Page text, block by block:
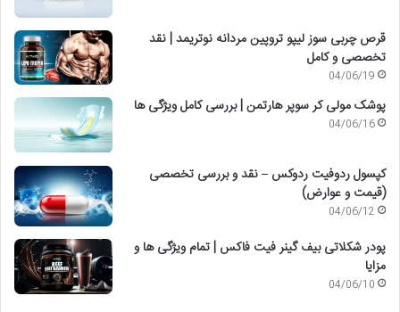
قرص چربی سوز لیپو تروپین مردانه نوتریمد | نقد
تخصصی و کامل
04/06/19
پوشک مولی کر سوپر هارتمن | بررسی کامل ویژگی ها
04/06/16
کپسول ردوفیت ردوکس – نقد و بررسی تخصصی
(قیمت و عوارض)
04/06/12
پودر شکلاتی بیف گینر فیت فاکس | تمام ویژگی ها و
مزایا
04/06/10